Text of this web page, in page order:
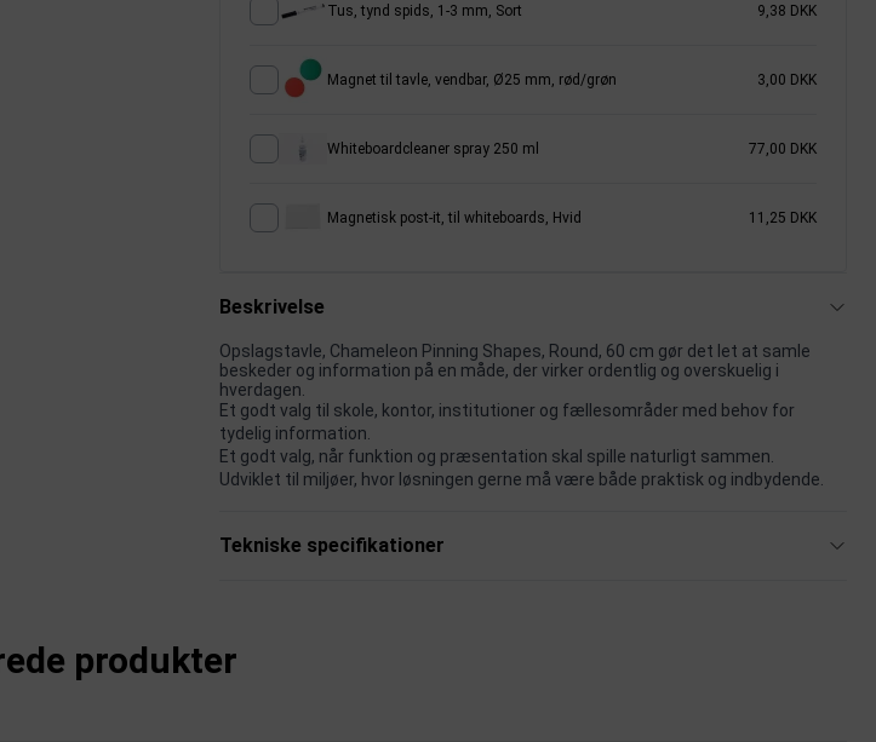
Tus, tynd spids, 1-3 mm, Sort 9,38 DKK
Magnet til tavle, vendbar, Ø25 mm, rød/grøn 3,00 DKK
Whiteboardcleaner spray 250 ml 77,00 DKK
Magnetisk post-it, til whiteboards, Hvid 11,25 DKK
Beskrivelse
Opslagstavle, Chameleon Pinning Shapes, Round, 60 cm gør det let at samle
beskeder og information på en måde, der virker ordentlig og overskuelig i
hverdagen.
Et godt valg til skole, kontor, institutioner og fællesområder med behov for
tydelig information.
Et godt valg, når funktion og præsentation skal spille naturligt sammen.
Udviklet til miljøer, hvor løsningen gerne må være både praktisk og indbydende.
Tekniske specifikationer
produkter